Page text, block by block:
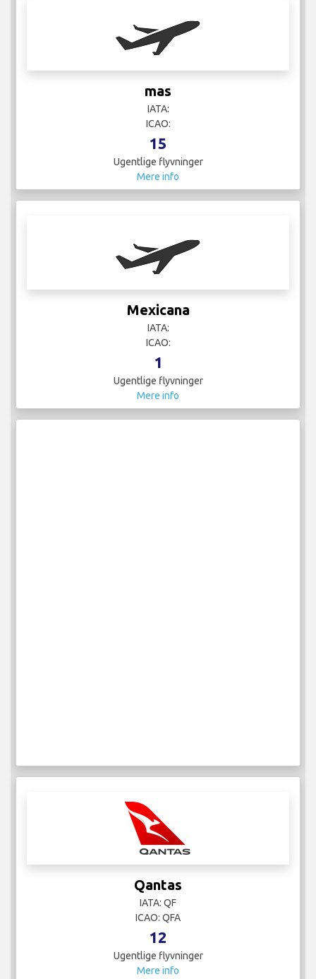
mas
IATA:
ICAO:
15
Ugentlige flyvninger
Mere info
Mexicana
IATA:
ICAO:
1
Ugentlige flyvninger
Mere info
Qantas
IATA: QF
ICAO: QFA
12
Ugentlige flyvninger
Mere info